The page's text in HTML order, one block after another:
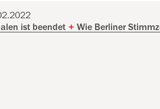
ist beendet + Wie Berliner